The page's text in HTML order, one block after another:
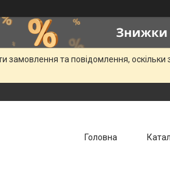
та повідомлення,
Головна